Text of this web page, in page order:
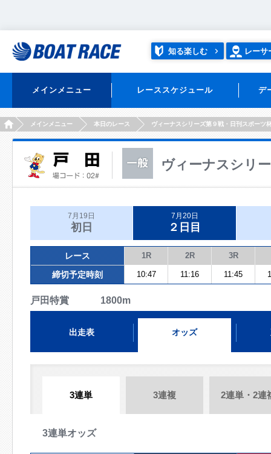
知る楽しむ レーサ
メインメニュー レーススケジュール デ
HOMEメインメニュー 本日のレース ヴィーナスシリーズ第９戦・日刊スポーツ
ヴィーナスシリ
7月19日
初日
7月20日
２日目
レース 1R 2R 3R
締切予定時刻 10:47 11:16 11:45
戸田特賞 1800m
出走表 オッズ
3連単 3連複 2連単・2連
3連単オッズ